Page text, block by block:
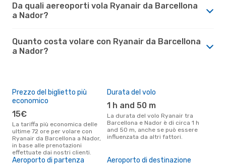
Da quali aereoporti vola Ryanair da Barcellona
a Nador?
Quanto costa volare con Ryanair da Barcellona
a Nador?
Prezzo del biglietto più
economico
15€
La tariffa più economica delle
ultime 72 ore per volare con
Ryanair da Barcellona a Nador,
in base alle prenotazioni
effettuate dai nostri clienti.
Durata del volo
1 h and 50 m
La durata del volo Ryanair tra
Barcellona e Nador è di circa 1 h
and 50 m, anche se può essere
influenzata da altri fattori.
Aeroporto di partenza Aeroporto di destinazione